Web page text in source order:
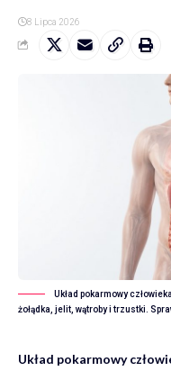
8 Lipca 2026
Układ pokarmowy
żołądka, jelit, wątroby i trzustki.
Układ pokarmowy